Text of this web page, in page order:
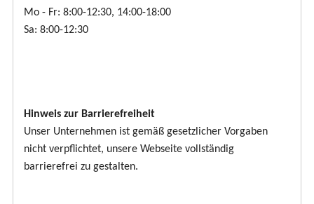
Mo - Fr: 8:00-12:30, 14:00-18:00
Sa: 8:00-12:30
Hinweis zur Barrierefreiheit
Unser Unternehmen ist gemäß gesetzlicher Vorgaben
nicht verpflichtet, unsere Webseite vollständig
barrierefrei zu gestalten.